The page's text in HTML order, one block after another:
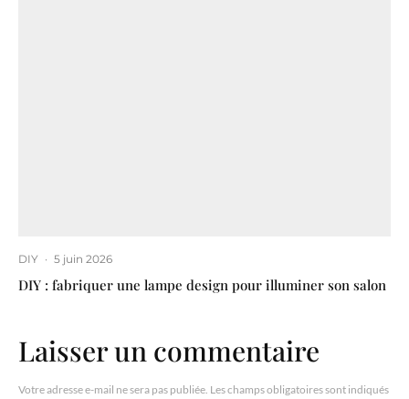
DIY · 5 juin 2026
DIY : fabriquer une lampe design pour illuminer son salon
Laisser un commentaire
Votre adresse e-mail ne sera pas publiée. Les champs obligatoires sont indiqués